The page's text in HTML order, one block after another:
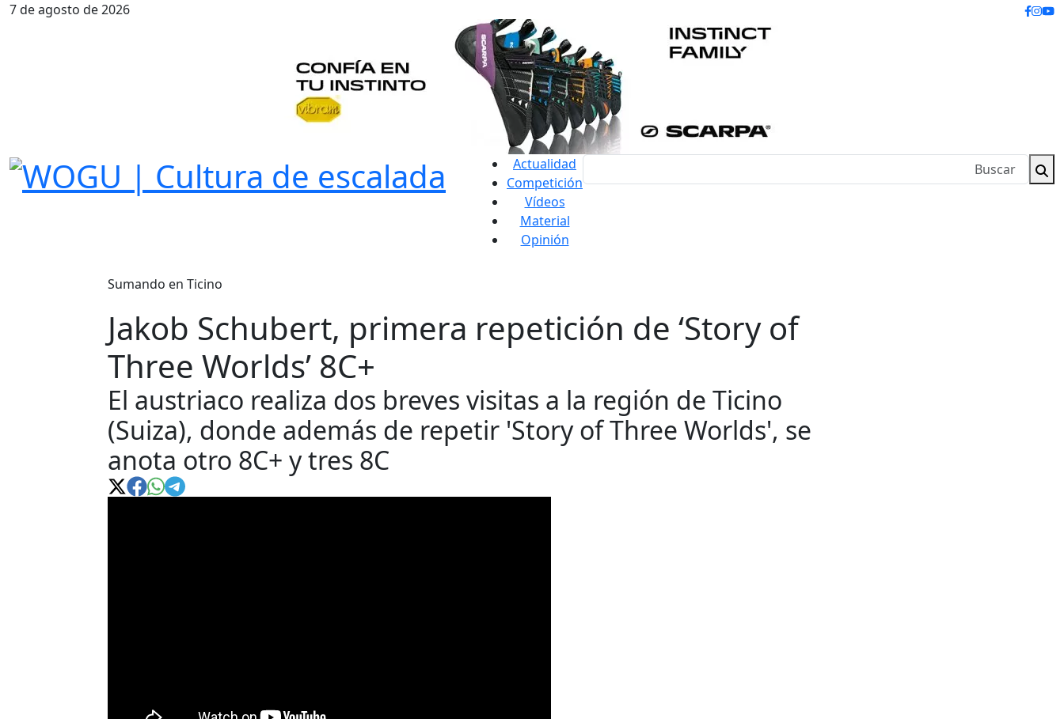
7 de agosto de 2026
Actualidad
Competición
Vídeos
Material
Opinión
Sumando en Ticino
Jakob Schubert, primera repetición de ‘Story of
Three Worlds’ 8C+
El austriaco realiza dos breves visitas a la región de Ticino
(Suiza), donde además de repetir 'Story of Three Worlds', se
anota otro 8C+ y tres 8C